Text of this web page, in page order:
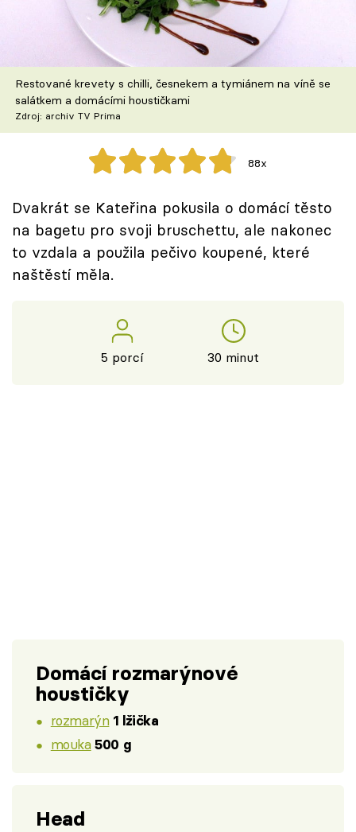
Speciál: Cuketa
Těhotnej kuchař
Sledujte prima+
Přihlášení
Sledujte nás
Restované krevety s chilli, česnekem a tymiánem na víně se
salátkem a domácími houstičkami
Zdroj: archiv TV Prima
88x
Dvakrát se Kateřina pokusila o domácí těsto
na bagetu pro svoji bruschettu, ale nakonec
to vzdala a použila pečivo koupené, které
naštěstí měla.
5 porcí 30 minut
Domácí rozmarýnové
houstičky
rozmarýn 1 lžička
mouka 500 g
Head